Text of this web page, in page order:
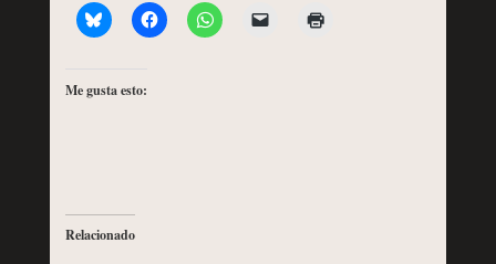
Me gusta esto:
Relacionado